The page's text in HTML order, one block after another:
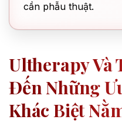
cần phẫu thuật.
Ultherapy Và
Đến Những
Khác Biệt